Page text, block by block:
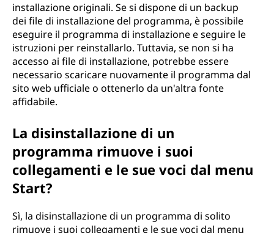
installazione originali. Se si dispone di un backup
dei file di installazione del programma, è possibile
eseguire il programma di installazione e seguire le
istruzioni per reinstallarlo. Tuttavia, se non si ha
accesso ai file di installazione, potrebbe essere
necessario scaricare nuovamente il programma dal
sito web ufficiale o ottenerlo da un'altra fonte
affidabile.
La disinstallazione di un
programma rimuove i suoi
collegamenti e le sue voci dal menu
Start?
Sì, la disinstallazione di un programma di solito
rimuove i suoi collegamenti e le sue voci dal menu